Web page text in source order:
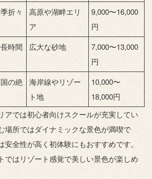
折々
高原や湖畔エリ
ア
9,000〜16,000
円
時間
広大な砂地
7,000〜13,000
円
の絶
海岸線やリゾー
ト地
10,000〜
18,000円
アでは初心者向けスクールが充実してい
場所ではダイナミックな景色が満喫で
安全性が高く初体験にもおすすめです。
ではリゾート感覚で美しい景色が楽しめ